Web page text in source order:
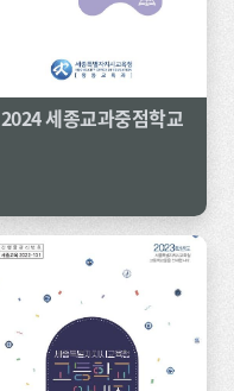
2024 세종교과중점학교